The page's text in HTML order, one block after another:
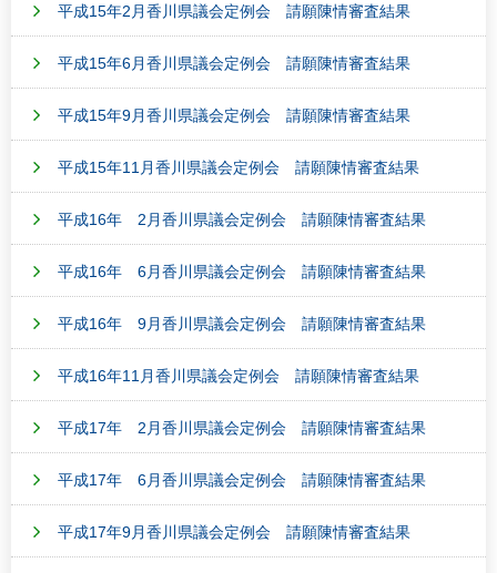
平成15年2月香川県議会定例会 請願陳情審査結果
平成15年6月香川県議会定例会 請願陳情審査結果
平成15年9月香川県議会定例会 請願陳情審査結果
平成15年11月香川県議会定例会 請願陳情審査結果
平成16年 2月香川県議会定例会 請願陳情審査結果
平成16年 6月香川県議会定例会 請願陳情審査結果
平成16年 9月香川県議会定例会 請願陳情審査結果
平成16年11月香川県議会定例会 請願陳情審査結果
平成17年 2月香川県議会定例会 請願陳情審査結果
平成17年 6月香川県議会定例会 請願陳情審査結果
平成17年9月香川県議会定例会 請願陳情審査結果